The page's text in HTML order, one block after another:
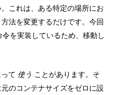
これは、ある特定の場所にお
法を変更するだけです。今回
令を実装しているため、移動し
て 使う ことがあります。そ
のコンテナサイズをゼロに設